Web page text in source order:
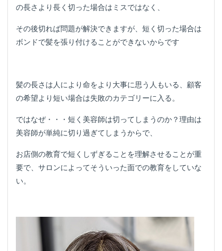
の長さより長く切った場合はミスではなく、
その後切れば問題が解決できますが、短く切った場合は
ボンドで髪を張り付けることができないからです
髪の長さは人により命をより大事に思う人もいる、顧客
の希望より短い場合は失敗のカテゴリーに入る。
ではなぜ・・・短く美容師は切ってしまうのか？理由は
美容師が単純に切り過ぎてしまうからで、
お店側の教育で短くしずぎることを理解させることが重
要で、サロンによってそういった面での教育をしていな
い。